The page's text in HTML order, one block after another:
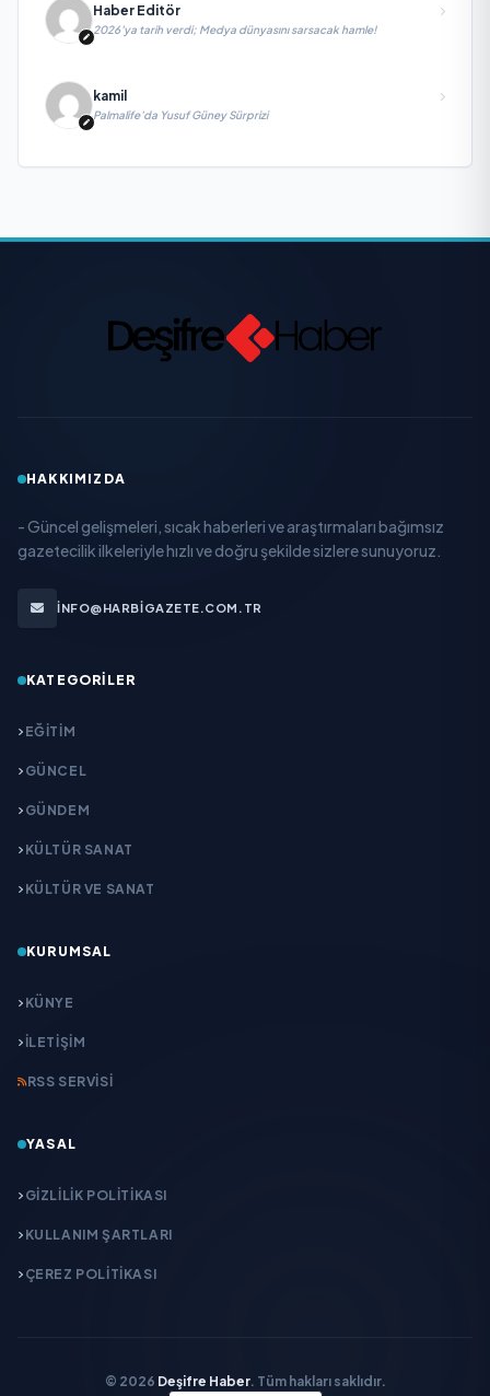
Haber Editör
2026’ya tarih verdi; Medya dünyasını sarsacak hamle!
kamil
Palmalife’da Yusuf Güney Sürprizi
HAKKIMIZDA
- Güncel gelişmeleri, sıcak haberleri ve araştırmaları bağımsız
gazetecilik ilkeleriyle hızlı ve doğru şekilde sizlere sunuyoruz.
INFO@HARBIGAZETE.COM.TR
KATEGORILER
EĞITIM
GÜNCEL
GÜNDEM
KÜLTÜR SANAT
KÜLTÜR VE SANAT
KURUMSAL
KÜNYE
İLETIŞIM
RSS SERVISI
YASAL
GIZLILIK POLITIKASI
KULLANIM ŞARTLARI
ÇEREZ POLITIKASI
© 2026 Deşifre Haber. Tüm hakları saklıdır.